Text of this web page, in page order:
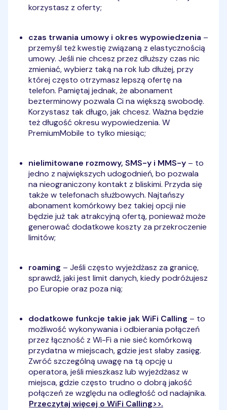
korzystasz z oferty;
czas trwania umowy i okres wypowiedzenia –
przemyśl też kwestię związaną z elastycznością
umowy. Jeśli nie chcesz przez dłuższy czas nic
zmieniać, wybierz taką na rok lub dłużej, przy
której często otrzymasz lepszą ofertę na
telefon. Pamiętaj jednak, że abonament
bezterminowy pozwala Ci na większą swobodę.
Korzystasz tak długo, jak chcesz. Ważna będzie
też długość okresu wypowiedzenia. W
PremiumMobile to tylko miesiąc;
nielimitowane rozmowy, SMS-y i MMS-y – to
jedno z największych udogodnień, bo pozwala
na nieograniczony kontakt z bliskimi. Przyda się
także w telefonach służbowych. Najtańszy
abonament komórkowy bez takiej opcji nie
będzie już tak atrakcyjną ofertą, ponieważ może
generować dodatkowe koszty za przekroczenie
limitów;
roaming – Jeśli często wyjeżdżasz za granicę,
sprawdź, jaki jest limit danych, kiedy podróżujesz
po Europie oraz poza nią;
dodatkowe funkcje takie jak WiFi Calling – to
możliwość wykonywania i odbierania połączeń
przez łączność z Wi-Fi a nie sieć komórkową
przydatna w miejscach, gdzie jest słaby zasięg.
Zwróć szczególną uwagę na tą opcję u
operatora, jeśli mieszkasz lub wyjeżdżasz w
miejsca, gdzie często trudno o dobrą jakość
połączeń ze względu na odległość od nadajnika.
Przeczytaj więcej o WiFi Calling>>.